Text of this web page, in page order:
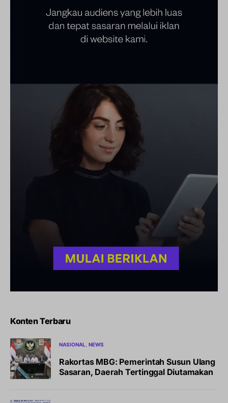
Konten Terbaru
NASIONAL NEWS
Rakortas MBG: Pemerintah Susun Ulang
Sasaran, Daerah Tertinggal Diutamakan